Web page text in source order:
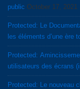
public October 17, 2021
Protected: Le
les éléments d’une ère
Protected: Amincissement prématuré du cortex chez les grands
utilisateurs des écrans
Protected: Le nouveau